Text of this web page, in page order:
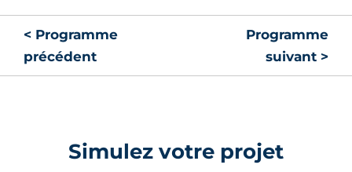
< Programme
précédent
Programme
suivant >
Simulez votre projet